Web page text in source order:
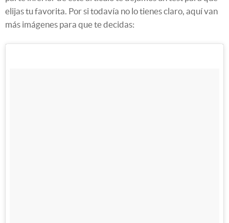
elijas tu favorita. Por si todavía no lo tienes claro, aquí van
más imágenes para que te decidas: